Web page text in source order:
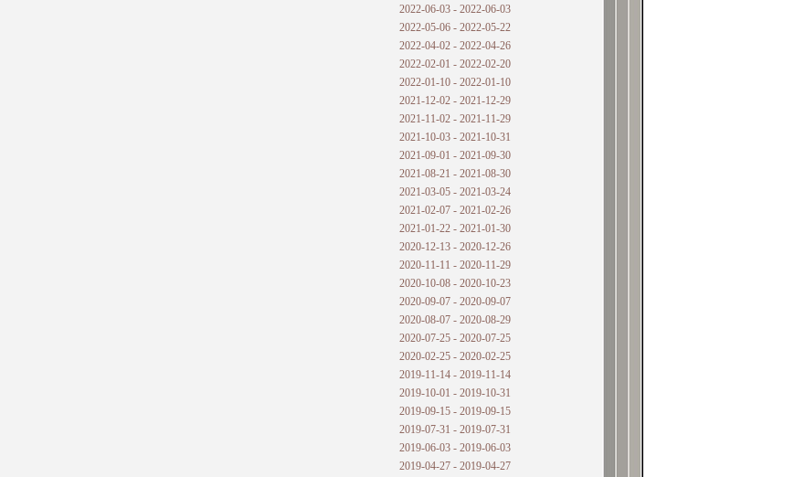
2022-06-03 - 2022-06-03
2022-05-06 - 2022-05-22
2022-04-02 - 2022-04-26
2022-02-01 - 2022-02-20
2022-01-10 - 2022-01-10
2021-12-02 - 2021-12-29
2021-11-02 - 2021-11-29
2021-10-03 - 2021-10-31
2021-09-01 - 2021-09-30
2021-08-21 - 2021-08-30
2021-03-05 - 2021-03-24
2021-02-07 - 2021-02-26
2021-01-22 - 2021-01-30
2020-12-13 - 2020-12-26
2020-11-11 - 2020-11-29
2020-10-08 - 2020-10-23
2020-09-07 - 2020-09-07
2020-08-07 - 2020-08-29
2020-07-25 - 2020-07-25
2020-02-25 - 2020-02-25
2019-11-14 - 2019-11-14
2019-10-01 - 2019-10-31
2019-09-15 - 2019-09-15
2019-07-31 - 2019-07-31
2019-06-03 - 2019-06-03
2019-04-27 - 2019-04-27